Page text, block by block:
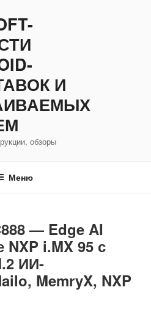
И
обзоры
Меню
— Edge AI
NXP i.MX 95 с
ИИ-
MemryX, NXP